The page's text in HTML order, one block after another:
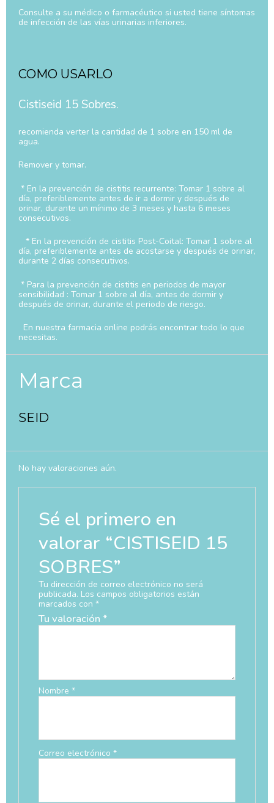
Consulte a su médico o farmacéutico si usted tiene síntomas
de infección de las vías urinarias inferiores.
COMO USARLO
Cistiseid 15 Sobres.
recomienda verter la cantidad de 1 sobre en 150 ml de
agua.
Remover y tomar.
* En la prevención de cistitis recurrente: Tomar 1 sobre al
día, preferiblemente antes de ir a dormir y después de
orinar, durante un mínimo de 3 meses y hasta 6 meses
consecutivos.
* En la prevención de cistitis Post-Coital: Tomar 1 sobre al
día, preferiblemente antes de acostarse y después de orinar,
durante 2 días consecutivos.
* Para la prevención de cistitis en periodos de mayor
sensibilidad : Tomar 1 sobre al día, antes de dormir y
después de orinar, durante el periodo de riesgo.
En nuestra farmacia online podrás encontrar todo lo que
necesitas.
Marca
SEID
No hay valoraciones aún.
Sé el primero en
valorar “CISTISEID 15
SOBRES”
Tu dirección de correo electrónico no será
publicada. Los campos obligatorios están
marcados con *
Tu valoración *
Nombre *
Correo electrónico *